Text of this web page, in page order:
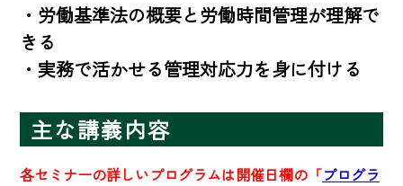
・労働基準法の概要と労働時間管理が理解で
きる
・実務で活かせる管理対応力を身に付ける
主な講義内容
各セミナーの詳しいプログラムは開催日欄の「プログラ